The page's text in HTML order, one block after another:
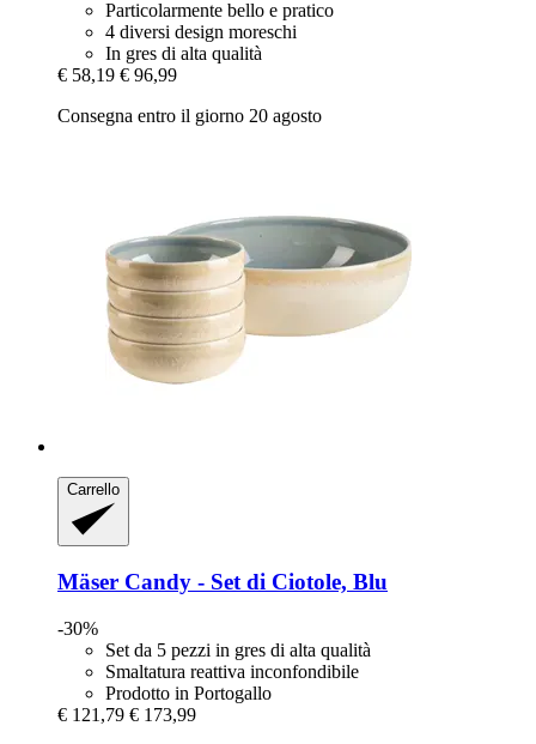
Particolarmente bello e pratico
4 diversi design moreschi
In gres di alta qualità
€ 58,19 € 96,99
Consegna entro il giorno 20 agosto
Carrello
Mäser Candy -​ Set di Ciotole, Blu
-30%
Set da 5 pezzi in gres di alta qualità
Smaltatura reattiva inconfondibile
Prodotto in Portogallo
€ 121,79 € 173,99